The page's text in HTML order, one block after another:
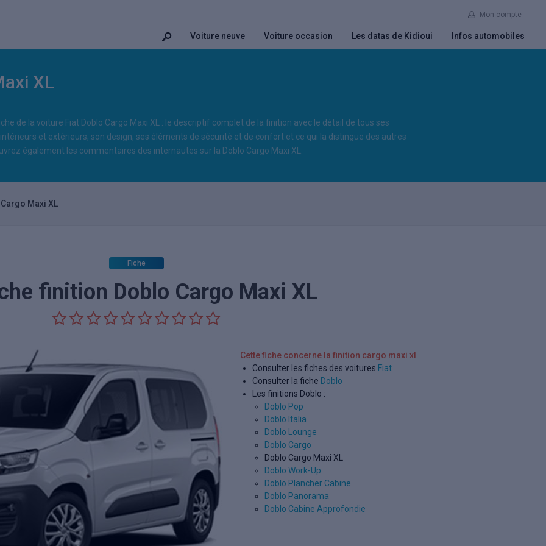
Mon compte
Voiture neuve Voiture occasion Les datas de Kidioui Infos automobiles
XL
de la voiture Fiat Doblo Cargo Maxi XL : le descriptif complet de la finition avec le détail de tous ses
et extérieurs, son design, ses éléments de sécurité et de confort et ce qui la distingue des autres
également les commentaires des internautes sur la Doblo Cargo Maxi XL.
Maxi XL
Fiche
finition Doblo Cargo Maxi XL
Cette fiche concerne la finition cargo maxi xl
Consulter les fiches des voitures Fiat
Consulter la fiche Doblo
Les finitions Doblo :
Doblo Pop
Doblo Italia
Doblo Lounge
Doblo Cargo
Doblo Cargo Maxi XL
Doblo Work-Up
Doblo Plancher Cabine
Doblo Panorama
Doblo Cabine Approfondie